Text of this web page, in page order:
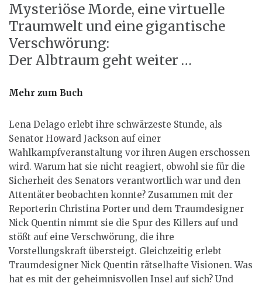
Mysteriöse Morde, eine virtuelle
Traumwelt und eine gigantische
Verschwörung:
Der Albtraum geht weiter …
Mehr zum Buch
Lena Delago erlebt ihre schwärzeste Stunde, als
Senator Howard Jackson auf einer
Wahlkampfveranstaltung vor ihren Augen erschossen
wird. Warum hat sie nicht reagiert, obwohl sie für die
Sicherheit des Senators verantwortlich war und den
Attentäter beobachten konnte? Zusammen mit der
Reporterin Christina Porter und dem Traumdesigner
Nick Quentin nimmt sie die Spur des Killers auf und
stößt auf eine Verschwörung, die ihre
Vorstellungskraft übersteigt. Gleichzeitig erlebt
Traumdesigner Nick Quentin rätselhafte Visionen. Was
hat es mit der geheimnisvollen Insel auf sich? Und